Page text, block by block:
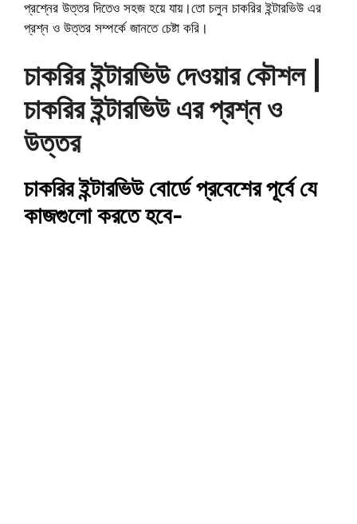
প্রশ্নের উত্তর দিতেও সহজ হয়ে যায়।তো চলুন চাকরির ইন্টারভিউ এর
প্রশ্ন ও উত্তর সম্পর্কে জানতে চেষ্টা করি।
চাকরির ইন্টারভিউ দেওয়ার কৌশল |
চাকরির ইন্টারভিউ এর প্রশ্ন ও
উত্তর
চাকরির ইন্টারভিউ বোর্ডে প্রবেশের পূর্বে যে
কাজগুলো করতে হবে-